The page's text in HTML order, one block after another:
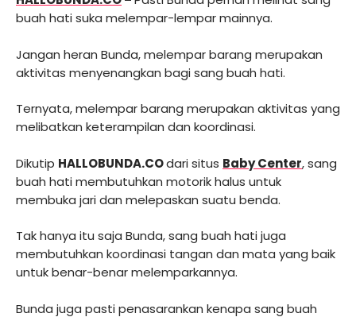
buah hati suka melempar-lempar mainnya.
Jangan heran Bunda, melempar barang merupakan
aktivitas menyenangkan bagi sang buah hati.
Ternyata, melempar barang merupakan aktivitas yang
melibatkan keterampilan dan koordinasi.
Dikutip HALLOBUNDA.COdari situs Baby Center, sang
buah hati membutuhkan motorik halus untuk
membuka jari dan melepaskan suatu benda.
Tak hanya itu saja Bunda, sang buah hati juga
membutuhkan koordinasi tangan dan mata yang baik
untuk benar-benar melemparkannya.
Bunda juga pasti penasarankan kenapa sang buah